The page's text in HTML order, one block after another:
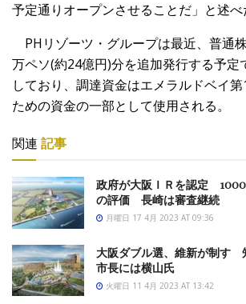
予定通りオープンさせることだ」と述べ
PHリゾーツ・グループは最近、普通
万ペソ(約24億円)分を追加発行する予定
しており、調達資金はエメラルドベイ
ための資金の一部として使用される。
関連 記事
政府が大阪ＩＲを認定 1000
の評価 長崎は審査継続
月曜日 17 4月 2023 AT 09:36
大阪ダブル選、維新が制す
市長には横山氏
火曜日 11 4月 2023 AT 13:42